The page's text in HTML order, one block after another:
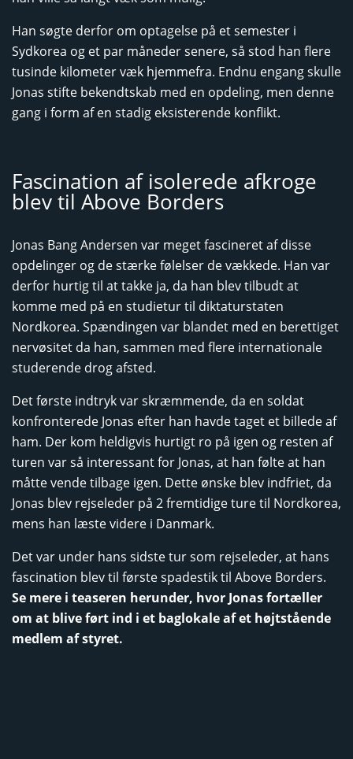
Han søgte derfor om optagelse på et semester i
Sydkorea og et par måneder senere, så stod han flere
tusinde kilometer væk hjemmefra. Endnu engang skulle
Jonas stifte bekendtskab med en opdeling, men denne
gang i form af en stadig eksisterende konflikt.
Fascination af isolerede afkroge
blev til Above Borders
Jonas Bang Andersen var meget fascineret af disse
opdelinger og de stærke følelser de vækkede. Han var
derfor hurtig til at takke ja, da han blev tilbudt at
komme med på en studietur til diktaturstaten
Nordkorea. Spændingen var blandet med en berettiget
nervøsitet da han, sammen med flere internationale
studerende drog afsted.
Det første indtryk var skræmmende, da en soldat
konfronterede Jonas efter han havde taget et billede af
ham. Der kom heldigvis hurtigt ro på igen og resten af
turen var så interessant for Jonas, at han følte at han
måtte vende tilbage igen. Dette ønske blev indfriet, da
Jonas blev rejseleder på 2 fremtidige ture til Nordkorea,
mens han læste videre i Danmark.
Det var under hans sidste tur som rejseleder, at hans
fascination blev til første spadestik til Above Borders.
Se mere i teaseren herunder, hvor Jonas fortæller
om at blive ført ind i et baglokale af et højtstående
medlem af styret.